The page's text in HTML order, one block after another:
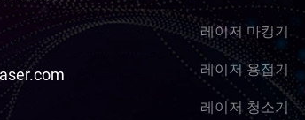
레이저 마킹기
레이저 용접기
레이저 청소기